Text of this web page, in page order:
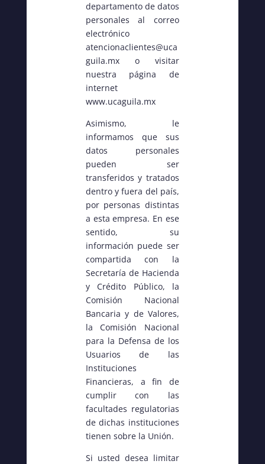
departamento de datos
personales al correo
electrónico
atencionaclientes@uca
guila.mx o visitar
nuestra página de
internet
www.ucaguila.mx
Asimismo, le
informamos que sus
datos personales
pueden ser
transferidos y tratados
dentro y fuera del país,
por personas distintas
a esta empresa. En ese
sentido, su
información puede ser
compartida con la
Secretaría de Hacienda
y Crédito Público, la
Comisión Nacional
Bancaria y de Valores,
la Comisión Nacional
para la Defensa de los
Usuarios de las
Instituciones
Financieras, a fin de
cumplir con las
facultades regulatorias
de dichas instituciones
tienen sobre la Unión.
Si usted desea limitar